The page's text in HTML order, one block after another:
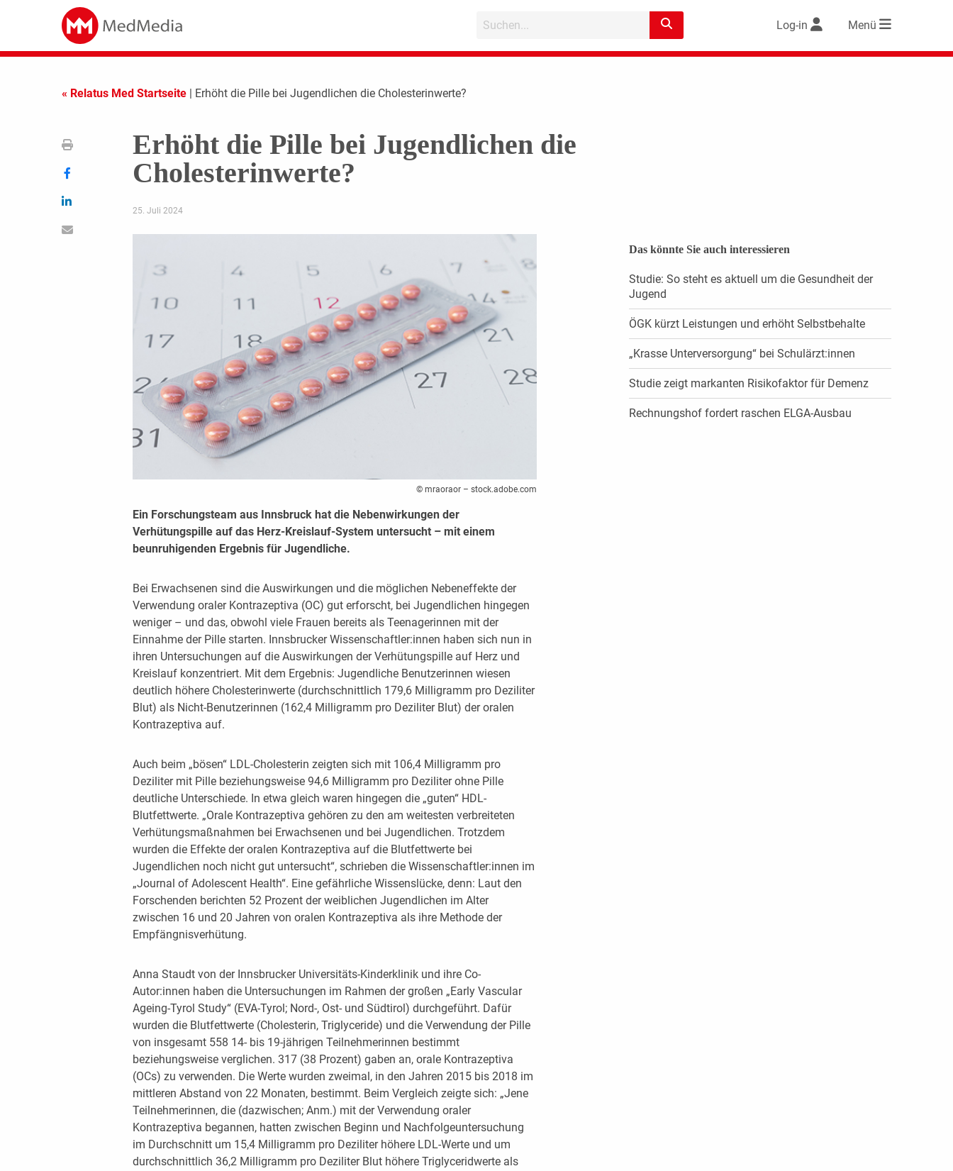
Log-in Menü
« Relatus Med Startseite | Erhöht die Pille bei Jugendlichen die Cholesterinwerte?
Erhöht die Pille bei Jugendlichen die
Cholesterinwerte?
25. Juli 2024
© mraoraor – stock.adobe.com
Ein Forschungsteam aus Innsbruck hat die Nebenwirkungen der
Verhütungspille auf das Herz-Kreislauf-System untersucht – mit einem
beunruhigenden Ergebnis für Jugendliche.
Bei Erwachsenen sind die Auswirkungen und die möglichen Nebeneffekte der
Verwendung oraler Kontrazeptiva (OC) gut erforscht, bei Jugendlichen hingegen
weniger – und das, obwohl viele Frauen bereits als Teenagerinnen mit der
Einnahme der Pille starten. Innsbrucker Wissenschaftler:innen haben sich nun in
ihren Untersuchungen auf die Auswirkungen der Verhütungspille auf Herz und
Kreislauf konzentriert. Mit dem Ergebnis: Jugendliche Benutzerinnen wiesen
deutlich höhere Cholesterinwerte (durchschnittlich 179,6 Milligramm pro Deziliter
Blut) als Nicht-Benutzerinnen (162,4 Milligramm pro Deziliter Blut) der oralen
Kontrazeptiva auf.
Auch beim „bösen“ LDL-Cholesterin zeigten sich mit 106,4 Milligramm pro
Deziliter mit Pille beziehungsweise 94,6 Milligramm pro Deziliter ohne Pille
deutliche Unterschiede. In etwa gleich waren hingegen die „guten“ HDL-
Blutfettwerte. „Orale Kontrazeptiva gehören zu den am weitesten verbreiteten
Verhütungsmaßnahmen bei Erwachsenen und bei Jugendlichen. Trotzdem
wurden die Effekte der oralen Kontrazeptiva auf die Blutfettwerte bei
Jugendlichen noch nicht gut untersucht“, schrieben die Wissenschaftler:innen im
„Journal of Adolescent Health“. Eine gefährliche Wissenslücke, denn: Laut den
Forschenden berichten 52 Prozent der weiblichen Jugendlichen im Alter
zwischen 16 und 20 Jahren von oralen Kontrazeptiva als ihre Methode der
Empfängnisverhütung.
Anna Staudt von der Innsbrucker Universitäts-Kinderklinik und ihre Co-
Autor:innen haben die Untersuchungen im Rahmen der großen „Early Vascular
Ageing-Tyrol Study“ (EVA-Tyrol; Nord-, Ost- und Südtirol) durchgeführt. Dafür
wurden die Blutfettwerte (Cholesterin, Triglyceride) und die Verwendung der Pille
von insgesamt 558 14- bis 19-jährigen Teilnehmerinnen bestimmt
beziehungsweise verglichen. 317 (38 Prozent) gaben an, orale Kontrazeptiva
(OCs) zu verwenden. Die Werte wurden zweimal, in den Jahren 2015 bis 2018 im
mittleren Abstand von 22 Monaten, bestimmt. Beim Vergleich zeigte sich: „Jene
Teilnehmerinnen, die (dazwischen; Anm.) mit der Verwendung oraler
Kontrazeptiva begannen, hatten zwischen Beginn und Nachfolgeuntersuchung
im Durchschnitt um 15,4 Milligramm pro Deziliter höhere LDL-Werte und um
durchschnittlich 36,2 Milligramm pro Deziliter Blut höhere Triglyceridwerte als
Das könnte Sie auch interessieren
Studie: So steht es aktuell um die Gesundheit der
Jugend
ÖGK kürzt Leistungen und erhöht Selbstbehalte
„Krasse Unterversorgung“ bei Schulärzt:innen
Studie zeigt markanten Risikofaktor für Demenz
Rechnungshof fordert raschen ELGA-Ausbau